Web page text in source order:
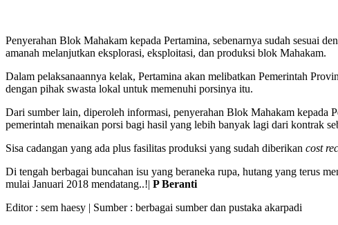
Penyerahan Blok Mahakam kepada Pertamina, sebenarnya sudah sesuai
amanah melanjutkan eksplorasi, eksploitasi, dan produksi blok Mahakam.
Dalam pelaksanaannya kelak, Pertamina akan melibatkan Pemerintah
dengan pihak swasta lokal untuk memenuhi porsinya itu.
Dari sumber lain, diperoleh informasi, penyerahan Blok Mahakam kepada
pemerintah menaikan porsi bagi hasil yang lebih banyak lagi dari kontrak
Sisa cadangan yang ada plus fasilitas produksi yang sudah diberikan cost
Di tengah berbagai buncahan isu yang beraneka rupa, hutang yang terus
mulai Januari 2018 mendatang..!| P Beranti
Editor : sem haesy | Sumber : berbagai sumber dan pustaka akarpadi